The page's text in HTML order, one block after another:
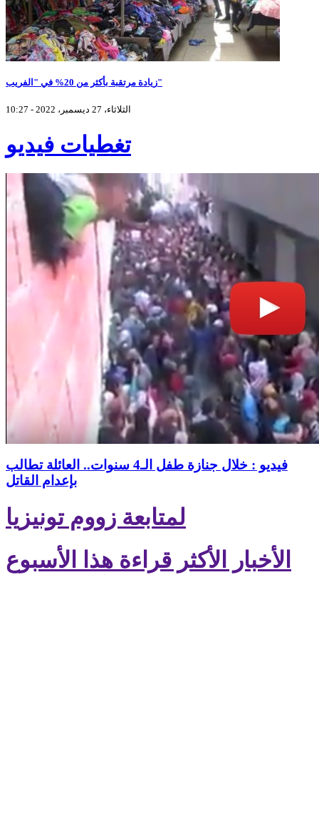
زيادة مرتقبة بأكثر من 20% في "الفريب"
الثلاثاء، 27 ديسمبر، 2022 - 10:27
تغطيات فيديو
فيديو : خلال جنازة طفل الـ4 سنوات.. العائلة تطالب
بإعدام القاتل
لمتابعة زووم تونيزيا
الأخبار الأكثر قراءة هذا الأسبوع